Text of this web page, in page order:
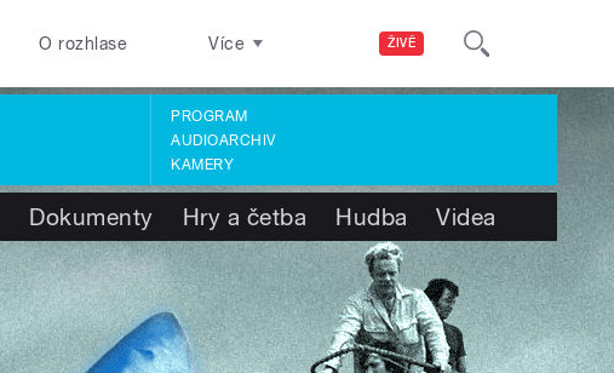
ŽIVĚ
O rozhlase Více
PROGRAM
AUDIOARCHIV
KAMERY
Dokumenty Hry a četba Hudba Videa